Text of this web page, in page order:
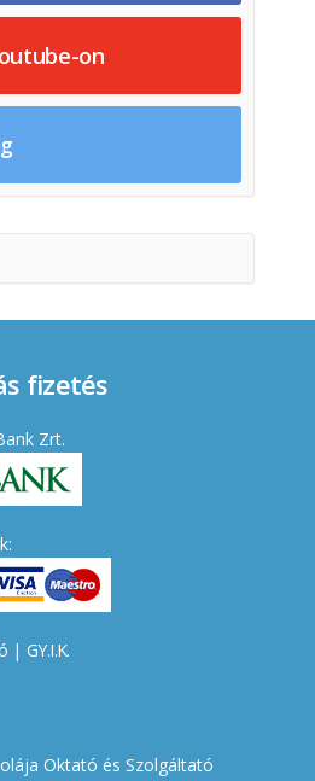
on
fizetés
Zrt.
| GY.I.K.
Oktató és Szolgáltató